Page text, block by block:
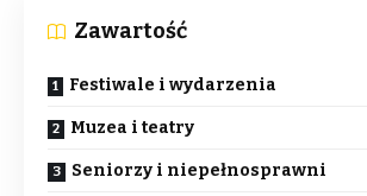
Zawartość
Festiwale i wydarzenia
Muzea i teatry
Seniorzy i niepełnosprawni